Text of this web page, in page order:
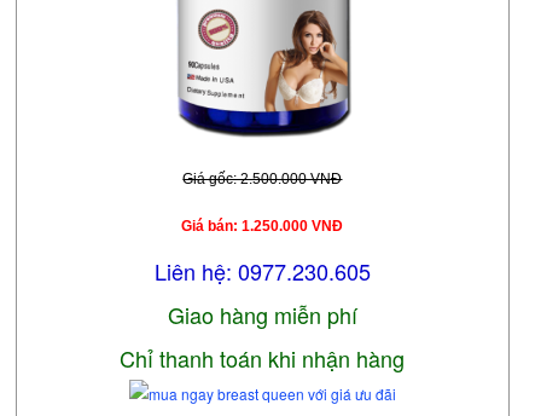
Giá gốc: 2.500.000 VNĐ
Giá bán: 1.250.000 VNĐ
Liên hệ: 0977.230.605
Giao hàng miễn phí
Chỉ thanh toán khi nhận hàng